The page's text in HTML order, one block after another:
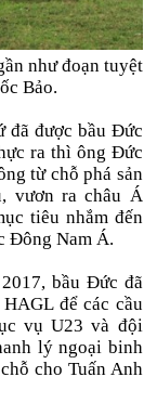
như đoạn tuyệt
Bảo.
đã được bầu Đức
ra thì ông Đức
từ chỗ phá sản
vươn ra châu Á
tiêu nhắm đến
Đông Nam Á.
bầu Đức đã
để các cầu
vụ U23 và đội
lý ngoại binh
cho Tuấn Anh